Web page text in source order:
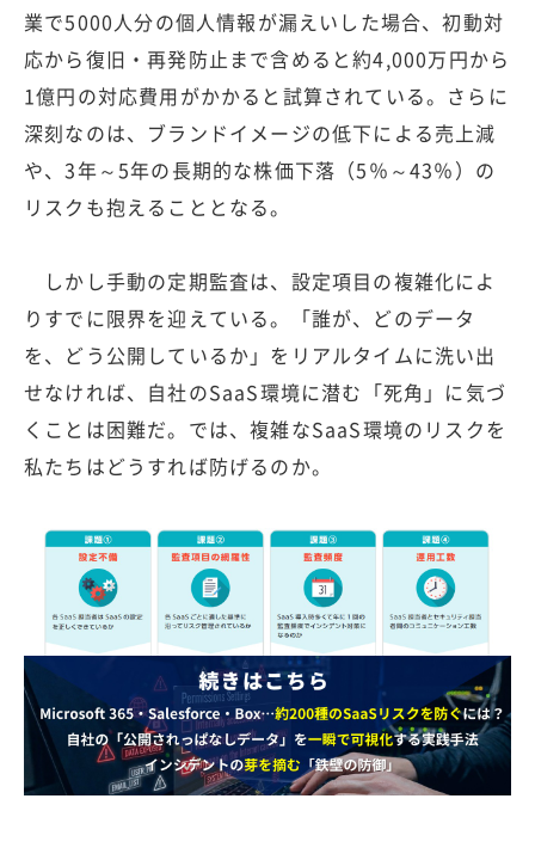
業で5000人分の個人情報が漏えいした場合、初動対
応から復旧・再発防止まで含めると約4,000万円から
1億円の対応費用がかかると試算されている。さらに
深刻なのは、ブランドイメージの低下による売上減
や、3年～5年の長期的な株価下落（5％～43％）の
リスクも抱えることとなる。
しかし手動の定期監査は、設定項目の複雑化によ
りすでに限界を迎えている。「誰が、どのデータ
を、どう公開しているか」をリアルタイムに洗い出
せなければ、自社のSaaS環境に潜む「死角」に気づ
くことは困難だ。では、複雑なSaaS環境のリスクを
私たちはどうすれば防げるのか。